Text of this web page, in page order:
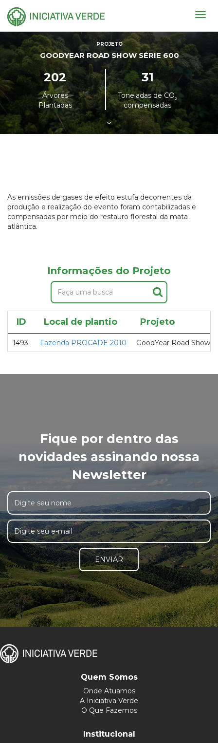
PROJETO
GOODYEAR ROAD SHOW SÉRIE 600
202
Árvores
Plantadas
31
Toneladas de CO²
compensadas
As emissões de gases de efeito estufa decorrentes da
produção e realização do evento foram contabilizadas e
compensadas por meio do restauro florestal da mata
atlântica.
Informações do Projeto
ID Local de plantio Projeto
1493 Fazenda PROCADE 2010 GoodYear Road Show
Fique por dentro das
novidades assinando nossa
Newsletter
ENVIAR
Quem Somos
Onde Atuamos
A Iniciativa Verde
O Que Fazemos
Institucional